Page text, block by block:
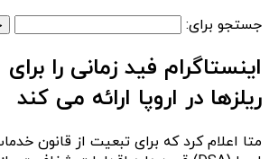
جستجو برای:
اینستاگرام فید زمانی را
ریلزها در اروپا ارائه می کند
متا اعلام کرد که برای تبعیت از قانون